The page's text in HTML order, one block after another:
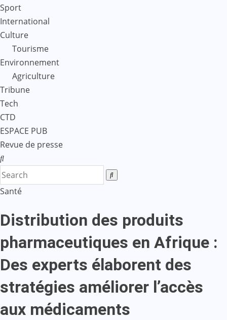
Sport
International
Culture
Tourisme
Environnement
Agriculture
Tribune
Tech
CTD
ESPACE PUB
Revue de presse
Santé
Distribution des produits
pharmaceutiques en Afrique :
Des experts élaborent des
stratégies améliorer l’accès
aux médicaments